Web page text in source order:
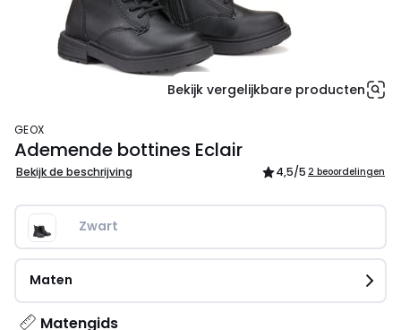
Bekijk vergelijkbare producten
GEOX
Ademende bottines Eclair
Bekijk de beschrijving 4,5/5 2 beoordelingen
Zwart
Maten
Matengids